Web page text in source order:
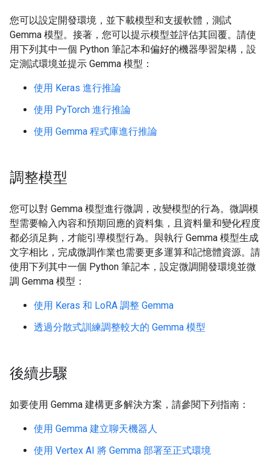
您可以設定開發環境，並下載模型和支援軟體，測試
Gemma 模型。接著，您可以提示模型並評估其回覆。請使
用下列其中一個 Python 筆記本和偏好的機器學習架構，設
定測試環境並提示 Gemma 模型：
使用 Keras 進行推論
使用 PyTorch 進行推論
使用 Gemma 程式庫進行推論
調整模型
您可以對 Gemma 模型進行微調，改變模型的行為。微調模
型需要輸入內容和預期回應的資料集，且資料量和變化程度
都必須足夠，才能引導模型行為。與執行 Gemma 模型生成
文字相比，完成微調作業也需要更多運算和記憶體資源。請
使用下列其中一個 Python 筆記本，設定微調開發環境並微
調 Gemma 模型：
使用 Keras 和 LoRA 調整 Gemma
透過分散式訓練調整較大的 Gemma 模型
後續步驟
如要使用 Gemma 建構更多解決方案，請參閱下列指南：
使用 Gemma 建立聊天機器人
使用 Vertex AI 將 Gemma 部署至正式環境